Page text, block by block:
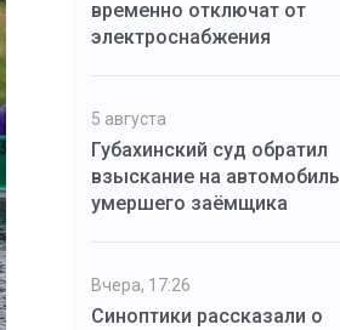
временно отключат от
электроснабжения
5 августа
Губахинский суд обратил
взыскание на автомобиль
умершего заёмщика
Вчера, 17:26
Синоптики рассказали о